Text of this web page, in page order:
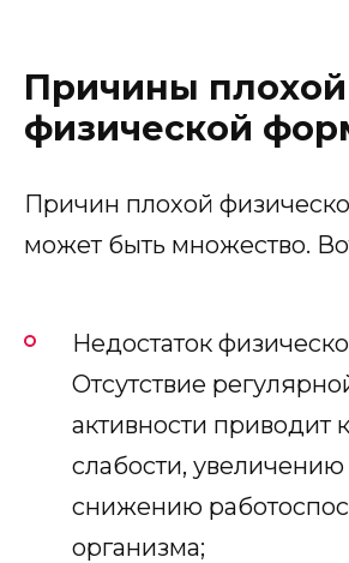
Причины плохой
физической
Причин плохой
может быть множество.
Недостаток
Отсутствие
активности
слабости, увеличению
снижению
организма;